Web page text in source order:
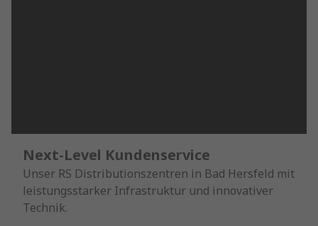
Next-Level Kundenservice
Unser RS Distributionszentren in Bad Hersfeld mit
leistungsstarker Infrastruktur und innovativer
Technik.